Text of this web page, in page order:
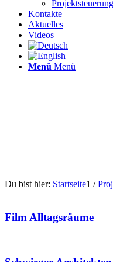
Projektsteuerung
Kontakte
Aktuelles
Videos
Menü Menü
Du bist hier: Startseite1 /
Film Alltagsräume